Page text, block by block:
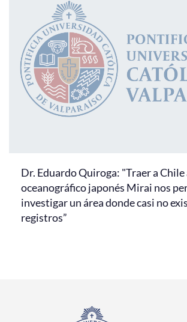
Dr. Eduardo Quiroga: "Traer a
oceanográfico japonés Mirai nos
investigar un área donde casi no
registros”